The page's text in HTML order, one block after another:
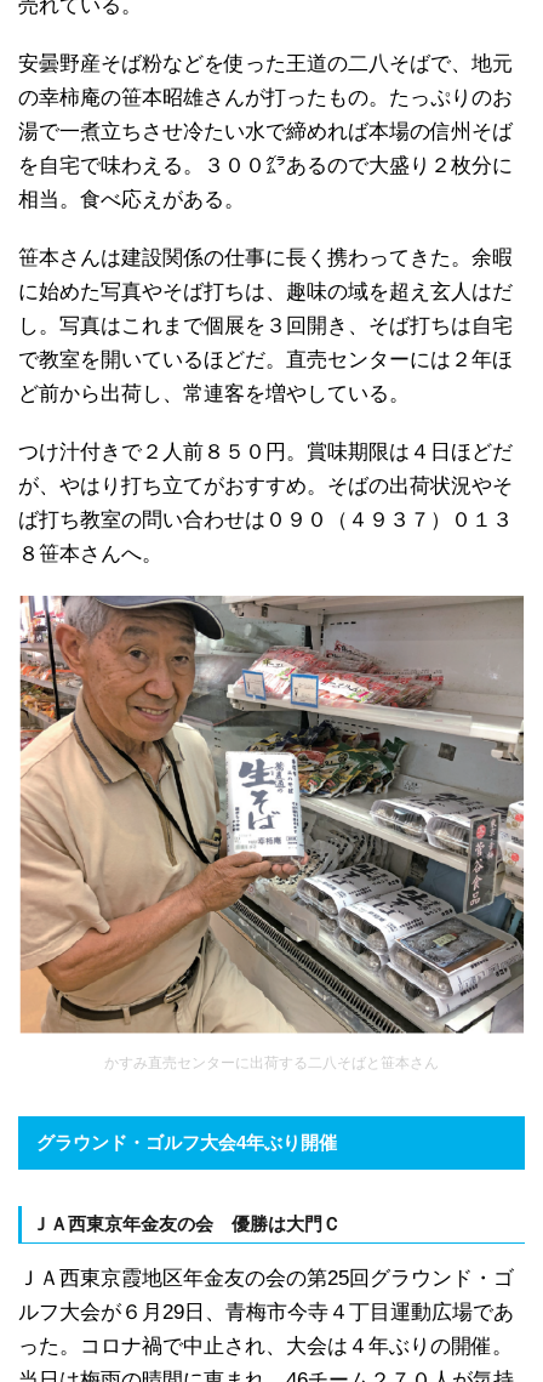
売れている。
安曇野産そば粉などを使った王道の二八そばで、地元
の幸柿庵の笹本昭雄さんが打ったもの。たっぷりのお
湯で一煮立ちさせ冷たい水で締めれば本場の信州そば
を自宅で味わえる。３００㌘あるので大盛り２枚分に
相当。食べ応えがある。
笹本さんは建設関係の仕事に長く携わってきた。余暇
に始めた写真やそば打ちは、趣味の域を超え玄人はだ
し。写真はこれまで個展を３回開き、そば打ちは自宅
で教室を開いているほどだ。直売センターには２年ほ
ど前から出荷し、常連客を増やしている。
つけ汁付きで２人前８５０円。賞味期限は４日ほどだ
が、やはり打ち立てがおすすめ。そばの出荷状況やそ
ば打ち教室の問い合わせは０９０（４９３７）０１３
８笹本さんへ。
かすみ直売センターに出荷する二八そばと笹本さん
グラウンド・ゴルフ大会4年ぶり開催
ＪＡ西東京年金友の会 優勝は大門Ｃ
ＪＡ西東京霞地区年金友の会の第25回グラウンド・ゴ
ルフ大会が６月29日、青梅市今寺４丁目運動広場であ
った。コロナ禍で中止され、大会は４年ぶりの開催。